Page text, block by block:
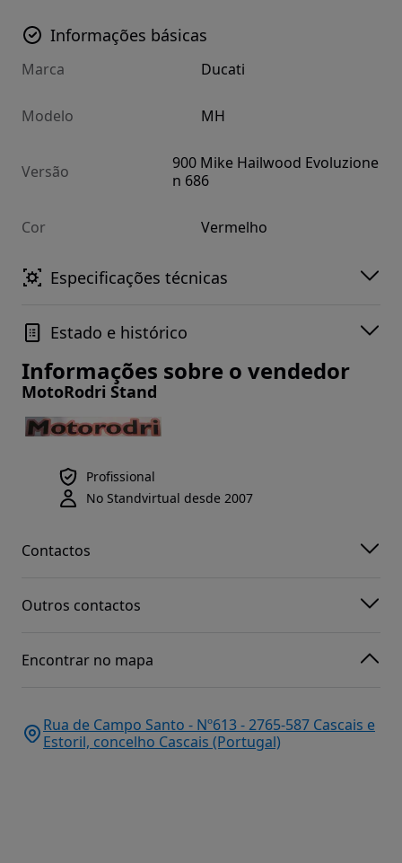
Informações básicas
Marca Ducati
Modelo MH
Versão
900 Mike Hailwood Evoluzione
n 686
Cor Vermelho
Especificações técnicas
Estado e histórico
Informações sobre o vendedor
MotoRodri Stand
Profissional
No Standvirtual desde 2007
Contactos
Outros contactos
Encontrar no mapa
Rua de Campo Santo - Nº613 - 2765-587 Cascais e
Estoril, concelho Cascais (Portugal)